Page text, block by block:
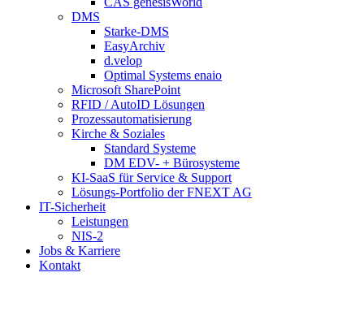
DMS
Starke-DMS
EasyArchiv
d.velop
Optimal Systems enaio
Microsoft SharePoint
RFID / AutoID Lösungen
Prozessautomatisierung
Kirche & Soziales
Standard Systeme
DM EDV- + Bürosysteme
KI-SaaS für Service & Support
Lösungs-Portfolio der FNEXT AG
IT-Sicherheit
Leistungen
NIS-2
Jobs & Karriere
Kontakt